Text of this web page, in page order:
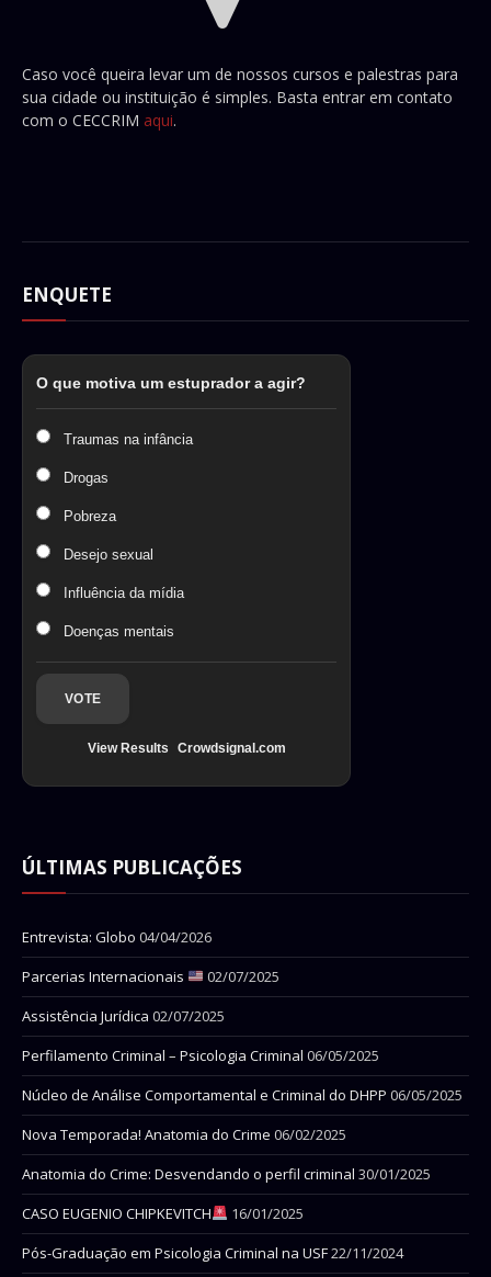
Caso você queira levar um de nossos cursos e palestras para
sua cidade ou instituição é simples. Basta entrar em contato
com o CECCRIM aqui.
ENQUETE
O que motiva um estuprador a agir?
Traumas na infância
Drogas
Pobreza
Desejo sexual
Influência da mídia
Doenças mentais
VOTE
View Results Crowdsignal.com
ÚLTIMAS PUBLICAÇÕES
Entrevista: Globo 04/04/2026
Parcerias Internacionais
02/07/2025
Assistência Jurídica 02/07/2025
Perfilamento Criminal – Psicologia Criminal 06/05/2025
Núcleo de Análise Comportamental e Criminal do DHPP 06/05/2025
Nova Temporada! Anatomia do Crime 06/02/2025
Anatomia do Crime: Desvendando o perfil criminal 30/01/2025
CASO EUGENIO CHIPKEVITCH
16/01/2025
Pós-Graduação em Psicologia Criminal na USF22/11/2024